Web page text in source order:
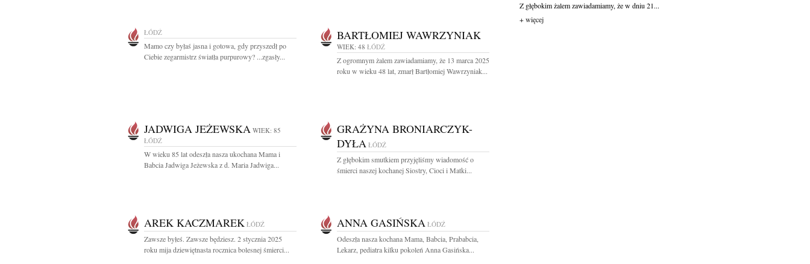
ŁÓDŹ
Mamo czy byłaś jasna i gotowa, gdy przyszedł po
Ciebie zegarmistrz światła purpurowy? ...zgasły...
BARTŁOMIEJ WAWRZYNIAK
WIEK: 48 ŁÓDŹ
Z ogromnym żalem zawiadamiamy, że 13 marca 2025
roku w wieku 48 lat, zmarł Bartłomiej Wawrzyniak...
JADWIGA JEŻEWSKA WIEK: 85
ŁÓDŹ
W wieku 85 lat odeszła nasza ukochana Mama i
Babcia Jadwiga Jeżewska z d. Maria Jadwiga...
GRAŻYNA BRONIARCZYK-
DYŁA ŁÓDŹ
Z głębokim smutkiem przyjęliśmy wiadomość o
śmierci naszej kochanej Siostry, Cioci i Matki...
AREK KACZMAREK ŁÓDŹ
Zawsze byłeś. Zawsze będziesz. 2 stycznia 2025
roku mija dziewiętnasta rocznica bolesnej śmierci...
ANNA GASIŃSKA ŁÓDŹ
Odeszła nasza kochana Mama, Babcia, Prababcia,
Lekarz, pediatra kilku pokoleń Anna Gasińska...
Z głębokim żalem zawiadamiamy, że w dniu 21...
+ więcej